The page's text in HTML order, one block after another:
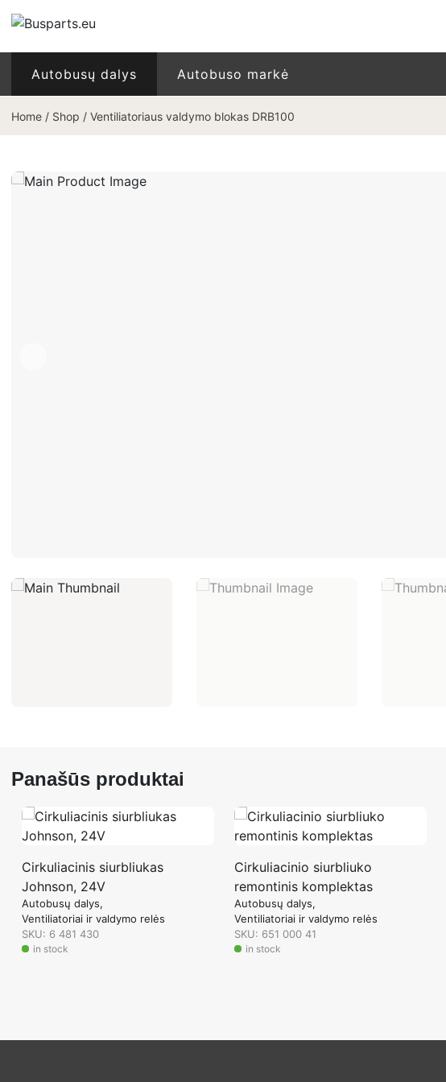
Autobusų dalys Autobuso markė
Home / Shop / Ventiliatoriaus valdymo blokas DRB100
Panašūs produktai
Cirkuliacinis siurbliukas
Johnson, 24V
Autobusų dalys
Ventiliatoriai ir valdymo relės
SKU: 6 481 430
in stock
Cirkuliacinio siurbliuko
remontinis komplektas
Autobusų dalys
Ventiliatoriai ir valdymo relės
SKU: 651 000 41
in stock